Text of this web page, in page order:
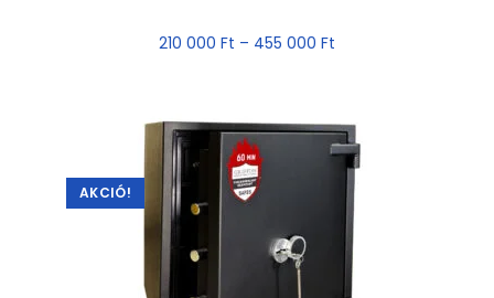
210 000 Ft – 455 000 Ft
AKCIÓ!